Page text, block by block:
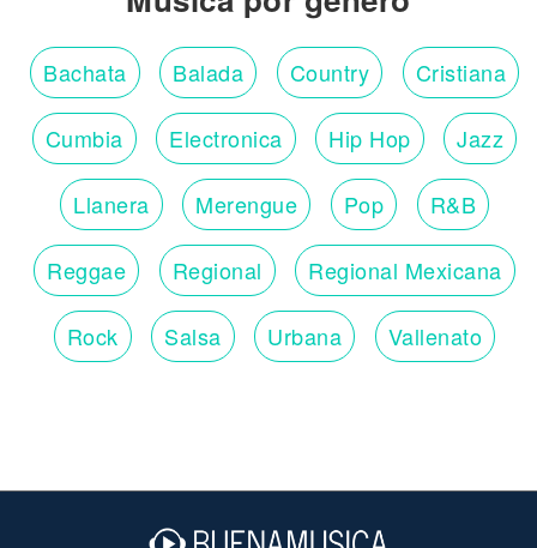
Bachata Balada Country Cristiana
Cumbia Electronica Hip Hop Jazz
Llanera Merengue Pop R&B
Reggae Regional Regional Mexicana
Rock Salsa Urbana Vallenato